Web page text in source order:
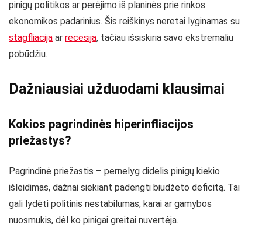
pinigų politikos ar perėjimo iš planinės prie rinkos
ekonomikos padarinius. Šis reiškinys neretai lyginamas su
stagfliacija ar recesija, tačiau išsiskiria savo ekstremaliu
pobūdžiu.
Dažniausiai užduodami klausimai
Kokios pagrindinės hiperinfliacijos
priežastys?
Pagrindinė priežastis – pernelyg didelis pinigų kiekio
išleidimas, dažnai siekiant padengti biudžeto deficitą. Tai
gali lydėti politinis nestabilumas, karai ar gamybos
nuosmukis, dėl ko pinigai greitai nuvertėja.